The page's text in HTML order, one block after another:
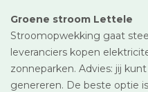
Groene stroom Lettele
Stroomopwekking gaat
leveranciers kopen
zonneparken. Advies: jij
genereren. De beste optie